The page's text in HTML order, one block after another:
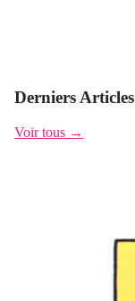
Derniers Articles
Voir tous →